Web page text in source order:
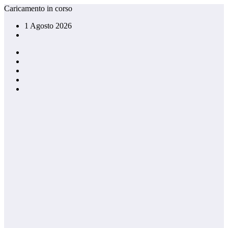
Vai
contenuto
Caricamento in corso
1 Agosto 2026